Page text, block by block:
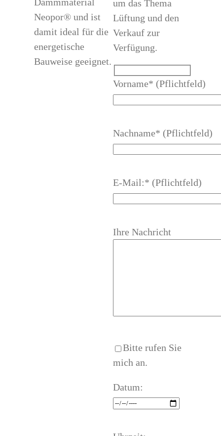
Neopor® und ist
damit ideal für die
energetische
Bauweise geeignet.
um das Thema
Lüftung und den
Verkauf zur
Verfügung.
Vorname* (Pflichtfeld)
Nachname* (Pflichtfeld)
E-Mail:* (Pflichtfeld)
Ihre Nachricht
Bitte rufen Sie
mich an.
Datum: